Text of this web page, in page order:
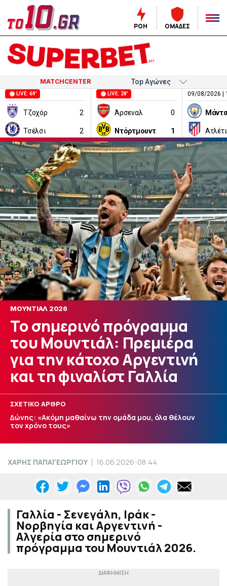
ΡΟΗ ΟΜΑΔΕΣ
MATCHCENTER
09/08/2026 |
LIVE: 69'
Τζοχόρ 2
Τσέλσι 2
LIVE: 28'
Άρσεναλ 0
Ντόρτμουντ 1
ΜΟΥΝΤΙΑΛ 2026
Το σημερινό πρόγραμμα
του Μουντιάλ: Πρεμιέρα
για την κάτοχο Αργεντινή
και τη φιναλίστ Γαλλία
ΣΧΕΤΙΚΟ ΑΡΘΡΟ
Δώνης: «Ακόμη μαθαίνω την ομάδα μου, όλα θέλουν
τον χρόνο τους»
ΧΑΡΗΣ ΠΑΠΑΓΕΩΡΓΙΟΥ 16.06.2026-08:44
Γαλλία - Σενεγάλη, Ιράκ -
Νορβηγία και Αργεντινή -
Αλγερία στο σημερινό
πρόγραμμα του Μουντιάλ 2026.